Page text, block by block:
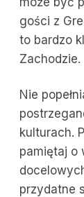
gości z
to bardzo
Zachodzie.
Nie
kulturach.
pamiętaj o
przydatne